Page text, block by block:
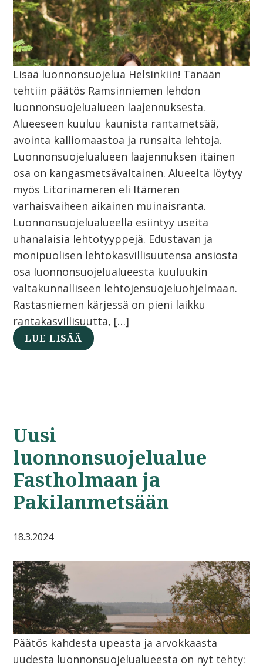
Lisää luonnonsuojelua Helsinkiin! Tänään
tehtiin päätös Ramsinniemen lehdon
luonnonsuojelualueen laajennuksesta.
Alueeseen kuuluu kaunista rantametsää,
avointa kalliomaastoa ja runsaita lehtoja.
Luonnonsuojelualueen laajennuksen itäinen
osa on kangasmetsävaltainen. Alueelta löytyy
myös Litorinameren eli Itämeren
varhaisvaiheen aikainen muinaisranta.
Luonnonsuojelualueella esiintyy useita
uhanalaisia lehtotyyppejä. Edustavan ja
monipuolisen lehtokasvillisuutensa ansiosta
osa luonnonsuojelualueesta kuuluukin
valtakunnalliseen lehtojensuojeluohjelmaan.
Rastasniemen kärjessä on pieni laikku
rantakasvillisuutta, […]
LUE LISÄÄ
Uusi
luonnonsuojelualue
Fastholmaan ja
Pakilanmetsään
18.3.2024
Päätös kahdesta upeasta ja arvokkaasta
uudesta luonnonsuojelualueesta on nyt tehty: